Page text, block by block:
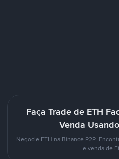
Faça Trade de ETH
Venda
Negocie ETH na Binance P2P.
e venda de